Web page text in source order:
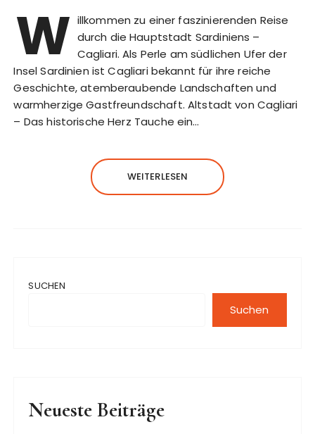
W illkommen zu einer faszinierenden Reise
durch die Hauptstadt Sardiniens –
Cagliari. Als Perle am südlichen Ufer der
Insel Sardinien ist Cagliari bekannt für ihre reiche
Geschichte, atemberaubende Landschaften und
warmherzige Gastfreundschaft. Altstadt von Cagliari
– Das historische Herz Tauche ein…
WEITERLESEN
SUCHEN
Suchen
Neueste Beiträge